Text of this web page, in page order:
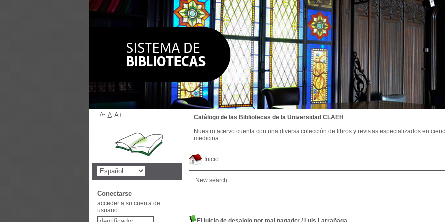
Inicio
New search
El juicio de desalojo por mal pagador/ Luis Larrañaga
Catálogo de las Bibliotecas de la Universidad CLAEH
Nuestro acervo cuenta con una diversa colección de libros y revistas especializados en
medicina.
A- A A+
Conectarse
acceder a su cuenta de
usuario